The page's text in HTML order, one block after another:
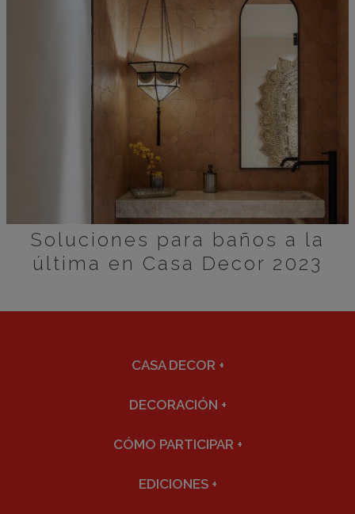
Soluciones para baños a la
última en Casa Decor 2023
CASA DECOR +
DECORACIÓN +
CÓMO PARTICIPAR +
EDICIONES +